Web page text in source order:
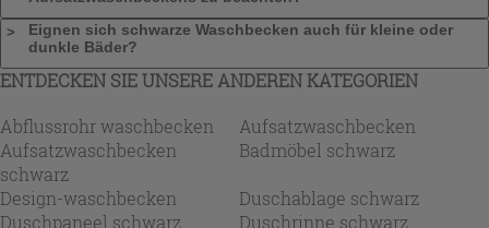
Eignen sich schwarze Waschbecken auch für kleine oder
dunkle Bäder?
ENTDECKEN SIE UNSERE ANDEREN KATEGORIEN
Abflussrohr waschbecken
Aufsatzwaschbecken
Aufsatzwaschbecken
schwarz
Badmöbel schwarz
Design-waschbecken
Duschablage schwarz
Duschpaneel schwarz
Duschrinne schwarz